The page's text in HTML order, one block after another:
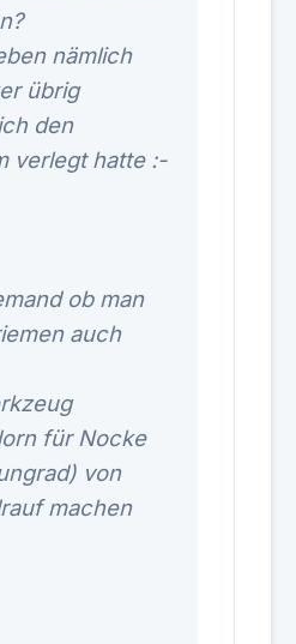
nämlich
übrig
den
verlegt hatte :-
ob man
auch
für Nocke
von
machen